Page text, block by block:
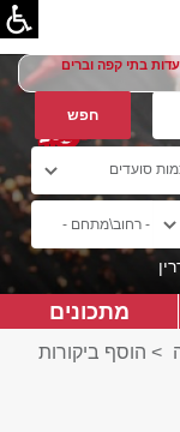
בתי קפה וברים
מתכונים
> הוסף ביקורות